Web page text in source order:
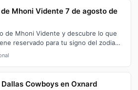
Mhoni Vidente 7 de agosto de
de Mhoni Vidente y descubre lo que
reservado para tu signo del zodiaco
Cowboys en Oxnard